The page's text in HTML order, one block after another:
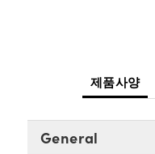
제품사양
General